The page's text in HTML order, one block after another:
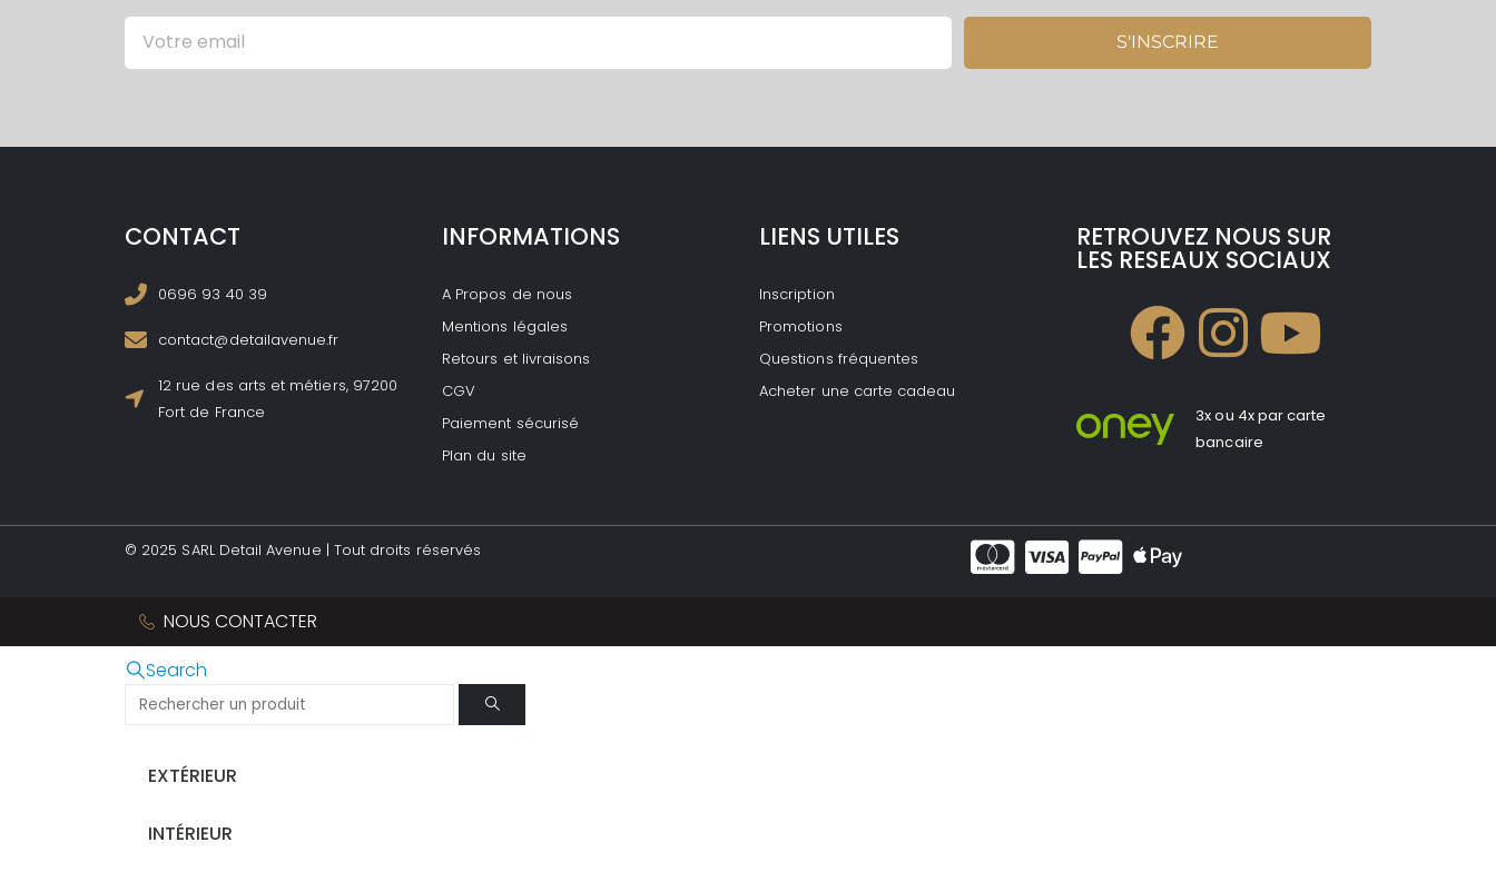
S'INSCRIRE
CONTACT
0696 93 40 39
contact@detailavenue.fr
12 rue des arts et métiers, 97200
Fort de France
INFORMATIONS
A Propos de nous
Mentions légales
Retours et livraisons
CGV
Paiement sécurisé
Plan du site
LIENS UTILES
Inscription
Promotions
Questions fréquentes
Acheter une carte cadeau
RETROUVEZ NOUS SUR
LES RESEAUX SOCIAUX
3x ou 4x par carte
bancaire
© 2025 SARL Detail Avenue | Tout droits réservés
NOUS CONTACTER
Search
EXTÉRIEUR
INTÉRIEUR